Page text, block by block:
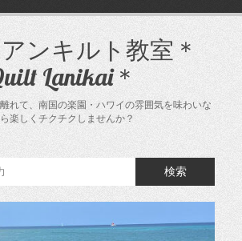
ンキルト教室＊
Lanikai＊
て、南国の楽園・ハワイの雰囲気を味わいな
楽しくチクチクしませんか？
検索